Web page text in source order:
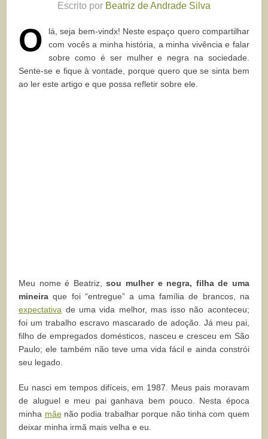
Escrito por Beatriz de Andrade Silva
O
lá, seja bem-vindx! Neste espaço quero compartilhar
com vocês a minha história, a minha vivência e falar
sobre como é ser mulher e negra na sociedade.
Sente-se e fique à vontade, porque quero que se sinta bem
ao ler este artigo e que possa refletir sobre ele.
Meu nome é Beatriz,
sou mulher e negra, filha de uma
mineira que foi “entregue” a uma família de brancos, na
expectativa de uma vida melhor, mas isso não aconteceu;
foi um trabalho escravo mascarado de adoção. Já meu pai,
filho de empregados domésticos, nasceu e cresceu em São
Paulo; ele também não teve uma vida fácil e ainda constrói
seu legado.
Eu nasci em tempos difíceis, em 1987. Meus pais moravam
de aluguel e meu pai ganhava bem pouco. Nesta época
minha mãenão podia trabalhar porque não tinha com quem
deixar minha irmã mais velha e eu.